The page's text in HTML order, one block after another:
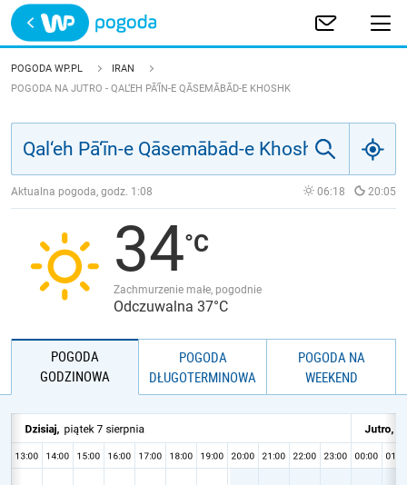
Trwa ładowanie
POLSKA
ŚWIAT
JAKOŚĆ POWIETRZA
POGODA WP.PL
IRAN
POGODA NA JUTRO - QAL‘EH PĀ‘ĪN-E QĀSEMĀBĀD-E KHOSHK
Aktualna pogoda, godz. 1:08 06:18 20:05
34
Zachmurzenie małe, pogodnie
Odczuwalna 37°C
POGODA
GODZINOWA
POGODA
DŁUGOTERMINOWA
POGODA NA
WEEKEND